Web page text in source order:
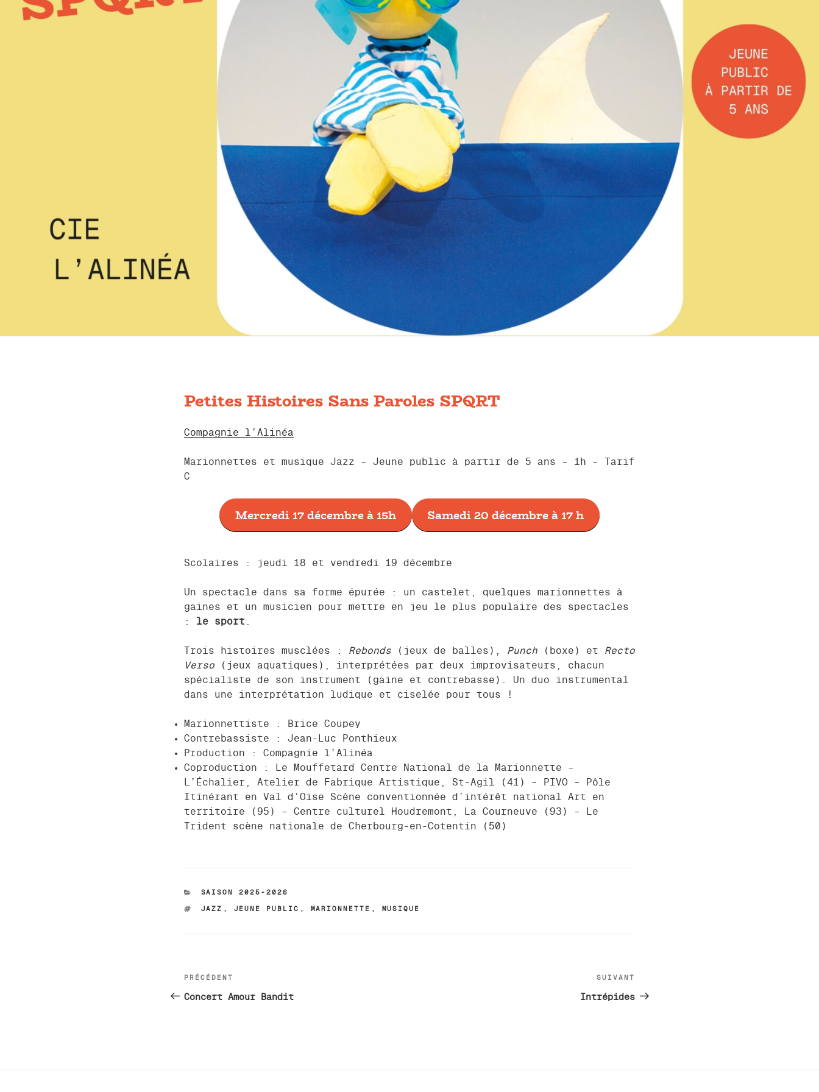
Petites Histoires Sans Paroles SPQRT
Compagnie l’Alinéa
Marionnettes et musique Jazz – Jeune public à partir de 5 ans – 1h – Tarif
C
Mercredi 17 décembre à 15h Samedi 20 décembre à 17 h
Scolaires : jeudi 18 et vendredi 19 décembre
Un spectacle dans sa forme épurée : un castelet, quelques marionnettes à
gaines et un musicien pour mettre en jeu le plus populaire des spectacles
: le sport .
Trois histoires musclées : Rebonds (jeux de balles), Punch (boxe) et Recto
Verso (jeux aquatiques), interprétées par deux improvisateurs, chacun
spécialiste de son instrument (gaine et contrebasse). Un duo instrumental
dans une interprétation ludique et ciselée pour tous !
Marionnettiste : Brice Coupey
Contrebassiste : Jean-Luc Ponthieux
Production : Compagnie l’Alinéa
Coproduction : Le Mouffetard Centre National de la Marionnette –
L’Échalier, Atelier de Fabrique Artistique, St-Agil (41) – PIVO – Pôle
Itinérant en Val d’Oise Scène conventionnée d’intérêt national Art en
territoire (95) – Centre culturel Houdremont, La Courneuve (93) – Le
Trident scène nationale de Cherbourg-en-Cotentin (50)
CATÉGORIES
SAISON 2025-2026
ÉTIQUETTES
JAZZ , JEUNE PUBLIC , MARIONNETTE , MUSIQUE
Navigation
de
Article
précédent
PRÉCÉDENT
Concert Amour Bandit
suivant
SUIVANT
Intrépides